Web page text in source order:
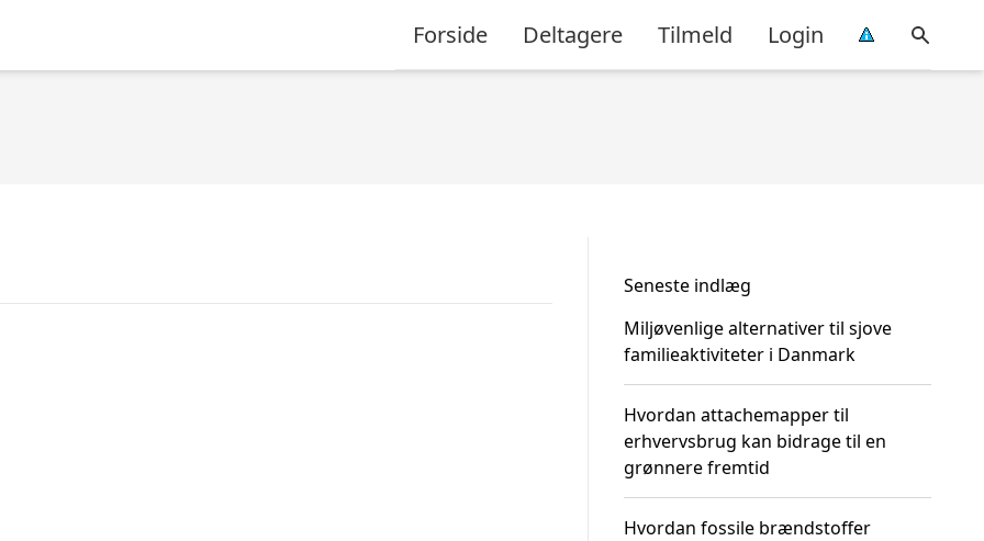
Forside Deltagere Tilmeld Login
Seneste indlæg
Miljøvenlige alternativer til sjove
familieaktiviteter i Danmark
Hvordan attachemapper til
erhvervsbrug kan bidrage til en
grønnere fremtid
Hvordan fossile brændstoffer